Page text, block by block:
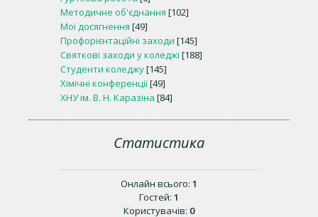
Методичне об'єднання [102]
Мої досягнення [49]
Профорієнтаційні заходи [145]
Святкові заходи у коледжі [188]
Студенти коледжу[145]
Хімічні конференції[49]
ХНУ ім. В. Н. Каразіна [84]
Статистика
Онлайн всього: 1
Гостей: 1
Користувачів: 0